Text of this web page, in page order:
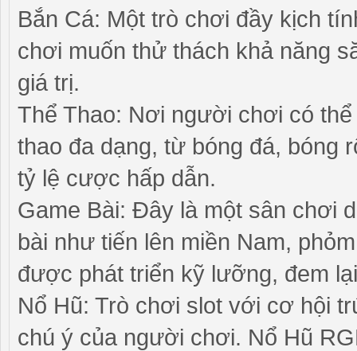
Bắn Cá: Một trò chơi đầy kịch
chơi muốn thử thách khả năng
giá trị.
Thể Thao: Nơi người chơi có
thao đa dạng, từ bóng đá, bóng
tỷ lệ cược hấp dẫn.
Game Bài: Đây là một sân chơi
bài như tiến lên miền Nam,
được phát triển kỹ lưỡng, đem
Nổ Hũ: Trò chơi slot với cơ hội
chú ý của người chơi. Nổ Hũ